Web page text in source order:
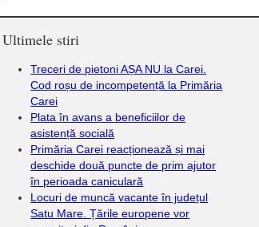
Ultimele stiri
Treceri de pietoni AȘA NU la Carei.
Cod roșu de incompetență la Primăria
Carei
Plata în avans a beneficiilor de
asistență socială
Primăria Carei reacționează și mai
deschide două puncte de prim ajutor
în perioada caniculară
Locuri de muncă vacante în județul
Satu Mare. Țările europene vor